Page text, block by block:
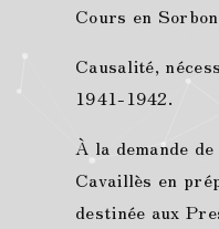
Cours en
Causalité,
1941-1942.
À la demande
Cavaillès en
destinée aux